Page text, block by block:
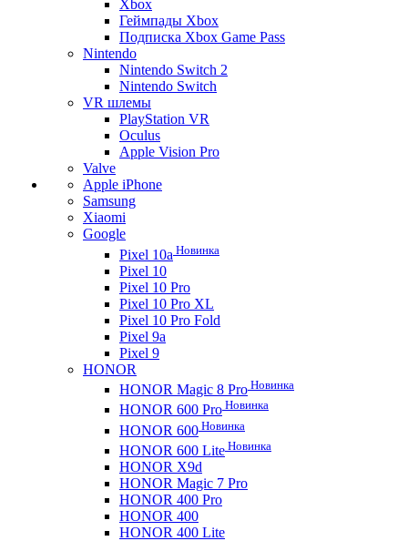
Xbox
Геймпады Xbox
Подписка Xbox Game Pass
Nintendo
Nintendo Switch 2
Nintendo Switch
VR шлемы
PlayStation VR
Oculus
Apple Vision Pro
Valve
Apple iPhone
Samsung
Xiaomi
Google
Pixel 10a Новинка
Pixel 10
Pixel 10 Pro
Pixel 10 Pro XL
Pixel 10 Pro Fold
Pixel 9a
Pixel 9
HONOR
HONOR Magic 8 Pro Новинка
HONOR 600 Pro Новинка
HONOR 600 Новинка
HONOR 600 Lite Новинка
HONOR X9d
HONOR Magic 7 Pro
HONOR 400 Pro
HONOR 400
HONOR 400 Lite